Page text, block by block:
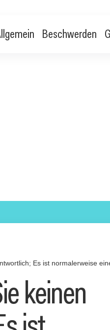
Beschwerden
Es ist normalerweise
keinen